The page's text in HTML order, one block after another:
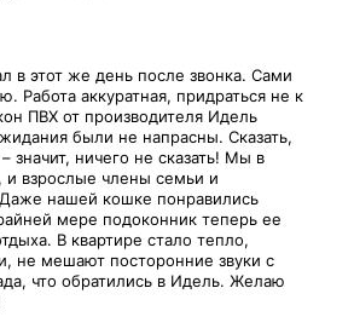
в этот же день после звонка. Сами
Работа аккуратная, придраться не к
ПВХ от производителя Идель
были не напрасны. Сказать,
значит, ничего не сказать! Мы в
и взрослые члены семьи и
нашей кошке понравились
мере подоконник теперь ее
В квартире стало тепло,
не мешают посторонние звуки с
что обратились в Идель. Желаю